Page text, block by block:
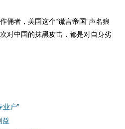
者，美国这个“谎言帝国”声名狼
对中国的抹黑攻击，都是对自身劣
业户”
益